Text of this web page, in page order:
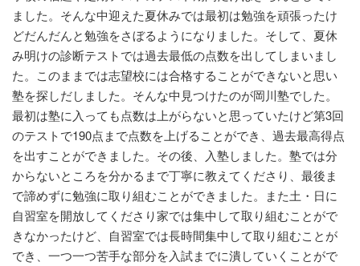
ました。そんな中迎えた夏休みでは最初は勉強を頑張ったけ
どだんだんと勉強をさぼるようになりました。そして、夏休
み明けの診断テストでは過去最低の点数を出してしまいまし
た。このままでは志望校には合格することができないと思い
塾を探しだしました。そんな中見つけたのが岡川塾でした。
最初は塾に入っても点数は上がらないと思っていたけど第3回
のテストで190点まで点数を上げることができ、過去最高得点
を出すことができました。その後、入塾しました。塾では分
からないところを分かるまで丁寧に教えてくださり、最後ま
で諦めずに勉強に取り組むことができました。また土・日に
自習室を開放してくださり家では集中して取り組むことがで
きなかったけど、自習室では長時間集中して取り組むことが
でき、一つ一つ苦手な部分を入試までに潰していくことがで